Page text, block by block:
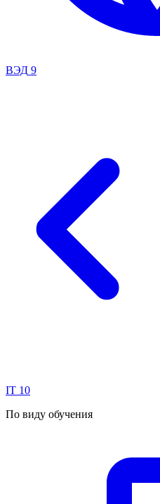
ВЭД 9
IT 10
По виду обучения